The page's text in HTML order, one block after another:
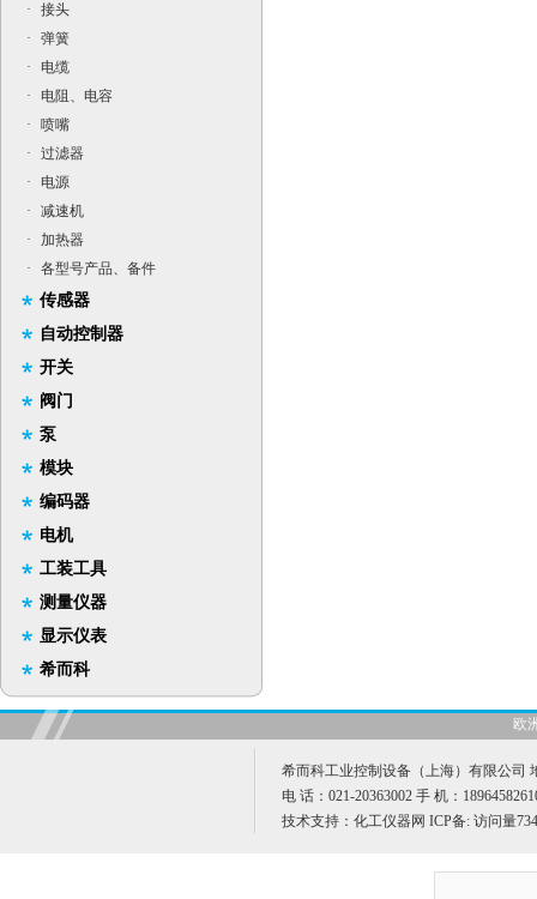
·
接头
·
弹簧
·
电缆
·
电阻、电容
·
喷嘴
·
过滤器
·
电源
·
减速机
·
加热器
·
各型号产品、备件
传感器
自动控制器
开关
阀门
泵
模块
编码器
电机
工装工具
测量仪器
显示仪表
希而科
欧
希而科工业控制设备（上海）有限公司
电 话：021-20363002 手 机：
技术支持： 化工仪器网 ICP备: 访问量